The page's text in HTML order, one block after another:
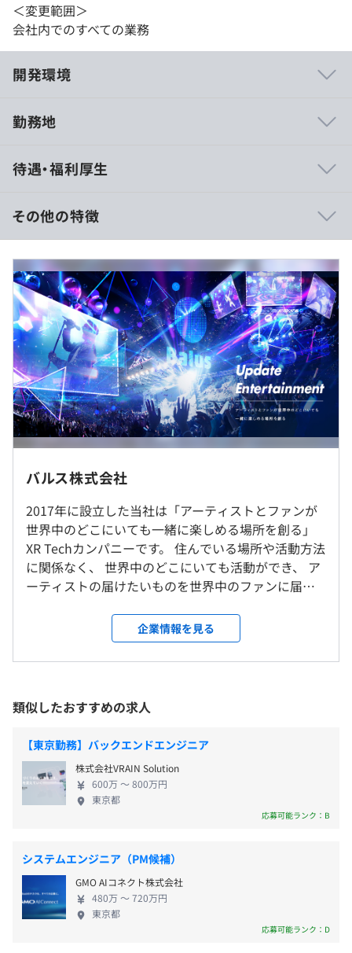
＜変更範囲＞
会社内でのすべての業務
開発環境
は、実装を担当するメンバーなら誰でも、上長その他の許
・Notion, Zenhubを使って、ノウハウや議事録、日報な
どの情報共有を行っている
・特定の人だけしかできない業務が存在しない（属人性を
なくす取り組みをしている）
https://spwn.jp/
・メンター制度を導入している
・本番にデプロイされるコードには、全てコードレビュー
・「リファクタリングは随時行われるべき」という価値観
OS: Wnidows, Mac 選択可能
メモリ: 16GB ~ 32GB
PCが足りない 古い場合は最新のPCをご用意いたします
スクラム、ペアプロ、チケット駆動開発
Terraform
勤務地
※リモート勤務可
就業場所の変更範囲
＜雇入時＞
本社、および労働者の自宅
＜変更範囲＞
本社、およびすべての支社（今後新設する支社も含む）、
労働者の自宅での勤務
受動喫煙防止措置に関する事項
屋内原則禁煙
待遇・福利厚生
（※想定年収は年収提示額を保証するものではありません）
《裁量労働制》
・専門業務型裁量労働制
・1日あたりのみなし労働：9時間
休憩時間：60分
平均残業時間：裁量労働制
・土・日
・祝日
・年末年始
・有給休暇
・慶弔休暇
・産前産後休暇 など
・交通費支給（月5万円まで）
給与改定することがある（年1回）
（雇用保険・労災保険・健康保険・厚生年金保険）
その他の特徴
バルス株式会社
2017年に設立した当社は「アーティストとファンが
世界中のどこにいても一緒に楽しめる場所を創る」
XR Techカンパニーです。 住んでいる場所や活動方法
に関係なく、 世界中のどこにいても活動ができ、 ア
ーティストの届けたいものを世界中のファンに届
を作りたいと思っています。 言語・国境を超えて
『ライブって楽しいな！』を 世界中のファンに届け
るために誕生したバルス。 ・XRを活用し、世界中の
動で分析し、才能ある人が簡単に運営できるツール
このようなものをサービスを提供し、 才能あるふれ
る個人がクリエイティブに向き合い暮らしていける
社会を目指します。 ▼Vision 世界中のどこに住んで
いても、 性別、人種、年齢、外見に 左右されること
なく、 自分の才能で生きていける社会を作る
▼Mission 高度な知識がなくても、 誰もが気軽に作
指すは予想外： アーティストとファンの100%の期待
に応えるのは当たり前。アーティストとファンの期
待を超えるのも当たり前。 バルスはアーティストと
ファンの期待の先にある世界を現実にして、心とき
めく「ワオ！」体験を提供します。 感動にロジック
企業情報を見る
類似したおすすめの求人
【東京勤務】バックエンドエンジニア
株式会社VRAIN Solution
600万 〜 800万円
東京都
応募可能ランク：B
システムエンジニア（PM候補）
GMO AIコネクト株式会社
480万 〜 720万円
東京都
応募可能ランク：D